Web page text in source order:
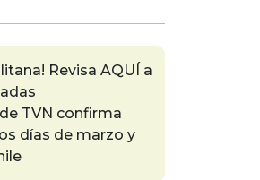
Revisa AQUÍ a
TVN confirma
días de marzo y